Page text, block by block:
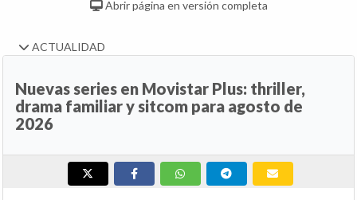
Abrir página en versión completa
ACTUALIDAD
Nuevas series en Movistar Plus: thriller,
drama familiar y sitcom para agosto de
2026